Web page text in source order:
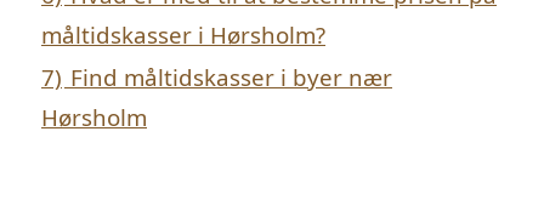
måltidskasser i Hørsholm?
7) Find måltidskasser i byer nær
Hørsholm